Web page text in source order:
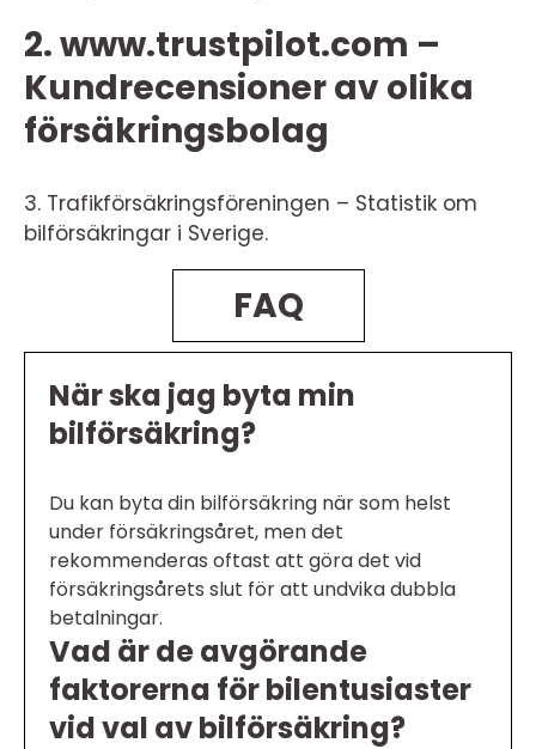
2. www.trustpilot.com –
Kundrecensioner av olika
försäkringsbolag
3. Trafikförsäkringsföreningen – Statistik om
bilförsäkringar i Sverige.
FAQ
När ska jag byta min
bilförsäkring?
Du kan byta din bilförsäkring när som helst
under försäkringsåret, men det
rekommenderas oftast att göra det vid
försäkringsårets slut för att undvika dubbla
betalningar.
Vad är de avgörande
faktorerna för bilentusiaster
vid val av bilförsäkring?